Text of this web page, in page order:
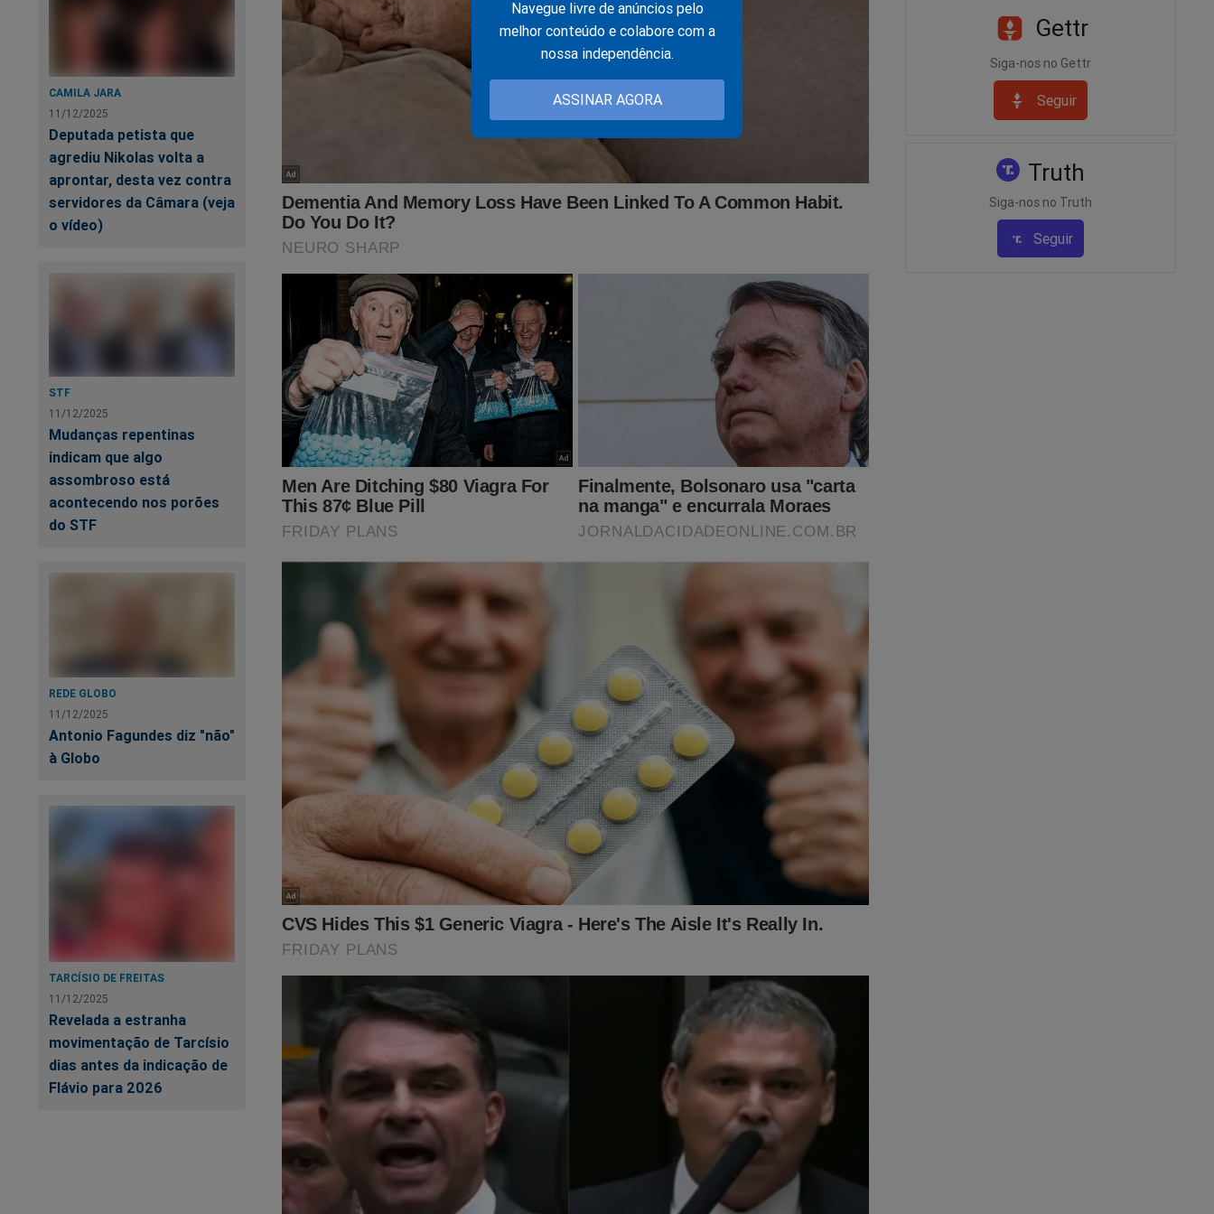
Navegue livre de anúncios pelo
melhor conteúdo e colabore com a
nossa independência.
ASSINAR AGORA
CAMILA JARA
11/12/2025
Deputada petista que
agrediu Nikolas volta a
aprontar, desta vez contra
servidores da Câmara (veja
o vídeo)
STF
11/12/2025
Mudanças repentinas
indicam que algo
assombroso está
acontecendo nos porões
do STF
REDE GLOBO
11/12/2025
Antonio Fagundes diz "não"
à Globo
TARCÍSIO DE FREITAS
11/12/2025
Revelada a estranha
movimentação de Tarcísio
dias antes da indicação de
Flávio para 2026
8 de janeiro
Moro comparou o cenário ao rigor empregado aos presos pelos atos de 8 de janeiro e
defendeu a anistia aos condenados por uma suposta tentativa de golpe de estado.
"Prisões preventivas de mais de dois anos, se aproximando de três
anos, e penas beirando os 20 anos para pessoas muito simples.
E posso falar com autoridade, porque visitei algumas delas na prisão.
São pessoas absolutamente simples, que têm ciência que erraram,
que não deveriam ter agido daquela forma, mas jamais um tratamento
assim tão rigoroso.
É hora de o Congresso se debruçar sobre essa anistia, se debruçar
sobre, se não for possível a anistia, um ajustamento dessas penas a
patamares que sejam minimamente razoáveis", declarou.
Livro que previu a prisão de Bolsonaro, também prevê desfecho final
dessa história
Não há outro caminho... Somente a anistia importa! Poucos sabem a verdade por trás do 8 de
janeiro de 2023. Porém, todos os detalhes, relatos e revelações sobre esse fatídico
acontecimento estão no livro
"08 DE JANEIRO - SEGREDOS E BASTIDORES".
A obra
mostra detalhes e segredos que não foram revelados ao público. Por apenas
19,90!
Você não
pode perder! Clique no link abaixo:
https://www.conteudoconservador.com.br/products/08-de-janeiro-segredos-e-bastidores
Vale a pena o investimento!
Fonte: Agência Senado
Gettr
Siga-nos no Gettr
Seguir
Truth
Siga-nos no Truth
Seguir